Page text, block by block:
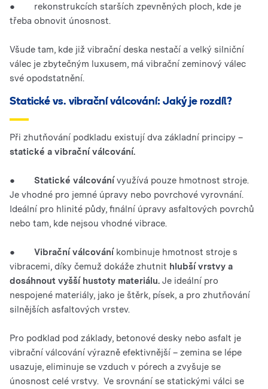
● rekonstrukcích starších zpevněných ploch, kde je
třeba obnovit únosnost.
Všude tam, kde již vibrační deska nestačí a velký silniční
válec je zbytečným luxusem, má vibrační zeminový válec
své opodstatnění.
Statické vs. vibrační válcování: Jaký je rozdíl?
Při zhutňování podkladu existují dva základní principy –
statické a vibrační válcování.
● Statické válcovánívyužívá pouze hmotnost stroje.
Je vhodné pro jemné úpravy nebo povrchové vyrovnání.
Ideální pro hlinité půdy, finální úpravy asfaltových povrchů
nebo tam, kde nejsou vhodné vibrace.
● Vibrační válcováníkombinuje hmotnost stroje s
vibracemi, díky čemuž dokáže zhutnit hlubší vrstvy a
dosáhnout vyšší hustoty materiálu. Je ideální pro
nespojené materiály, jako je štěrk, písek, a pro zhutňování
silnějších asfaltových vrstev.
Pro podklad pod základy, betonové desky nebo asfalt je
vibrační válcování výrazně efektivnější – zemina se lépe
usazuje, eliminuje se vzduch v pórech a zvyšuje se
únosnost celé vrstvy. Ve srovnání se statickými válci se